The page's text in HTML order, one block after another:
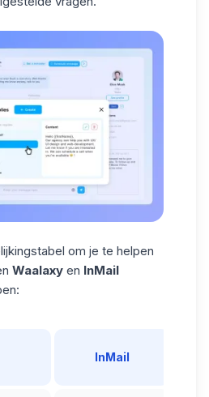
om je te helpen
Waalaxy en InMail
InMail